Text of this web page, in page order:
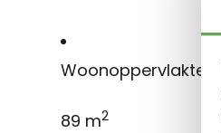
Woonoppervlakte
89 m2